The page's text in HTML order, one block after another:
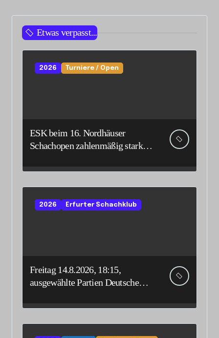
Etwas verpasst...
2026 Turniere / Open
ESK beim 16. Nordhäuser
Schachopen zahlenmäßig stark
2026 Erfurter Schachklub
Freitag 14.8.2026, 18:15,
ausgewählte Partien Deutsche